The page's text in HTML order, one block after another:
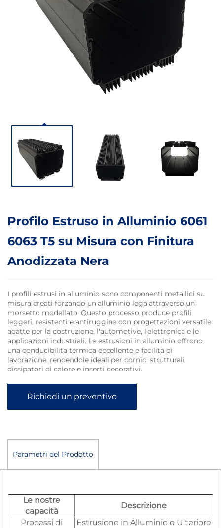
Profilo Estruso in Alluminio 6061
6063 T5 su Misura con Finitura
Anodizzata Nera
I profili estrusi in alluminio sono componenti metallici su
misura creati forzando un'alluminio lega attraverso un
morsetto modellato. Questo processo produce profili
leggeri, resistenti e antiruggine con progettazioni versatile
adatte per la costruzione, l'automotive, l'elettronica e le
applicazioni industriali. Le estrusioni in alluminio offrono
una conducibilità termica eccellente e facilità di
lavorazione, rendendole ideali per cornici strutturali,
dissipatori di calore e inserti decorativi.
Richiedi un preventivo
Parametri del Prodotto
Le nostre
capacità
Descrizione
Processi di
Estrusione in Alluminio e Ulteriore